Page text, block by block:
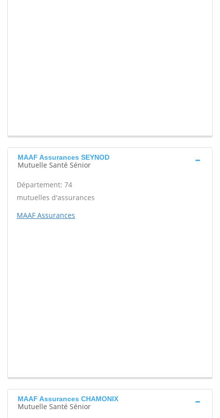
MAAF Assurances SEYNOD
Mutuelle Santé Sénior
Département: 74
mutuelles d'assurances
MAAF Assurances
MAAF Assurances CHAMONIX
Mutuelle Santé Sénior